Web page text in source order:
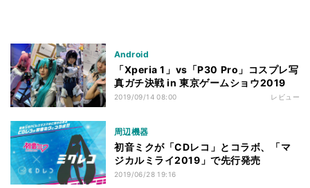
Android
「Xperia 1」vs「P30 Pro」コスプレ写
真ガチ決戦 in 東京ゲームショウ2019
2019/09/14 08:00 レビュー
周辺機器
初音ミクが「CDレコ」とコラボ、「マ
ジカルミライ2019」で先行発売
2019/06/28 19:16